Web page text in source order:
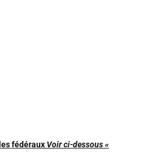
fédéraux Voir ci-dessous «